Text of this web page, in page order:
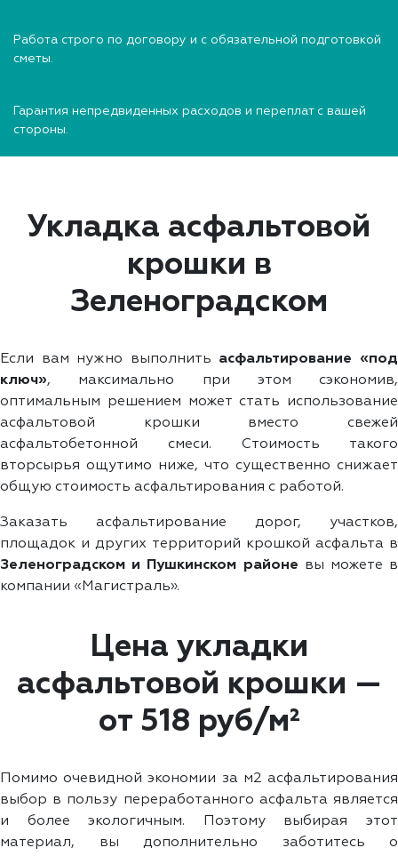
Работа строго по договору и с обязательной подготовкой
сметы.
Гарантия непредвиденных расходов и переплат с вашей
стороны.
Укладка асфальтовой
крошки в
Зеленоградском
Если вам нужно выполнить асфальтирование «под
ключ», максимально при этом сэкономив,
оптимальным решением может стать использование
асфальтовой крошки вместо свежей
асфальтобетонной смеси. Стоимость такого
вторсырья ощутимо ниже, что существенно снижает
общую стоимость асфальтирования с работой.
Заказать асфальтирование дорог, участков,
площадок и других территорий крошкой асфальта в
Зеленоградском и Пушкинском районе вы можете в
компании «Магистраль».
Цена укладки
асфальтовой крошки —
от 518 руб/м²
Помимо очевидной экономии за м2 асфальтирования
выбор в пользу переработанного асфальта является
и более экологичным. Поэтому выбирая этот
материал, вы дополнительно заботитесь о